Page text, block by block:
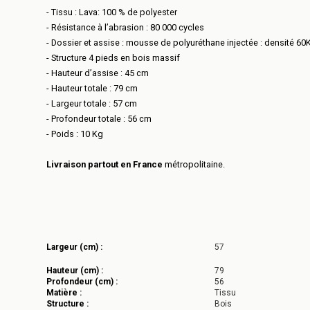
- Tissu : Lava: 100 % de polyester
- Résistance à l’abrasion : 80 000 cycles
- Dossier et assise : mousse de polyuréthane injectée : densité
- Structure 4 pieds en bois massif
- Hauteur d’assise : 45 cm
- Hauteur totale : 79 cm
- Largeur totale : 57 cm
- Profondeur totale : 56 cm
- Poids : 10 Kg
Livraison partout en France métropolitaine.
Largeur (cm) : 57
Hauteur (cm) :
79
Profondeur (cm) :
56
Matière :
Tissu
Structure :
Bois